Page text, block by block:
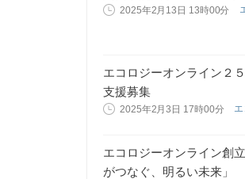
2025年2月13日 13時00分
エコロジーオンライン２
支援募集
2025年2月3日 17時00分
エコロジーオンライン創
がつなぐ、明るい未来」